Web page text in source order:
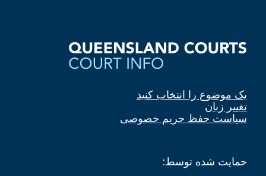
یک موضوع را انتخاب کنید
تغییر زبان
سیاست حفظ حریم خصوصی
حمایت شده توسط: